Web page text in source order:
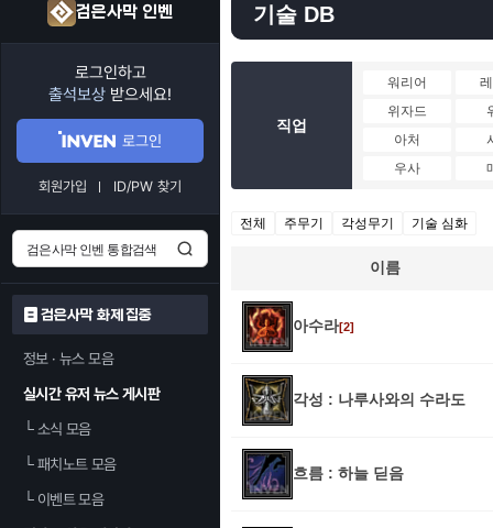
검은사막 인벤
로그인하고
출석보상 받으세요!
로그인
회원가입 ID/PW 찾기
검은사막 화제 집중
정보 · 뉴스 모음
실시간 유저 뉴스 게시판
└소식 모음
└패치노트 모음
└이벤트 모음
기술 DB
직업
워리어
위자드
아처
우사
전체 주무기 각성무기 기술 심화
이름
아수라[2]
각성 : 나루사와의 수라도
흐름 : 하늘 딛음